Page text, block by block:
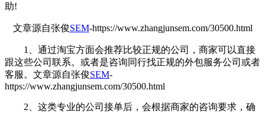
助!
文章源自张俊SEM-https://www.zhangjunsem.com/30500.html
1、通过淘宝方面会推荐比较正规的公司，商家可以直接
跟这些公司联系。或者是咨询同行找正规的外包服务公司或者
客服。 文章源自张俊SEM-
https://www.zhangjunsem.com/30500.html
2、这类专业的公司接单后，会根据商家的咨询要求，确